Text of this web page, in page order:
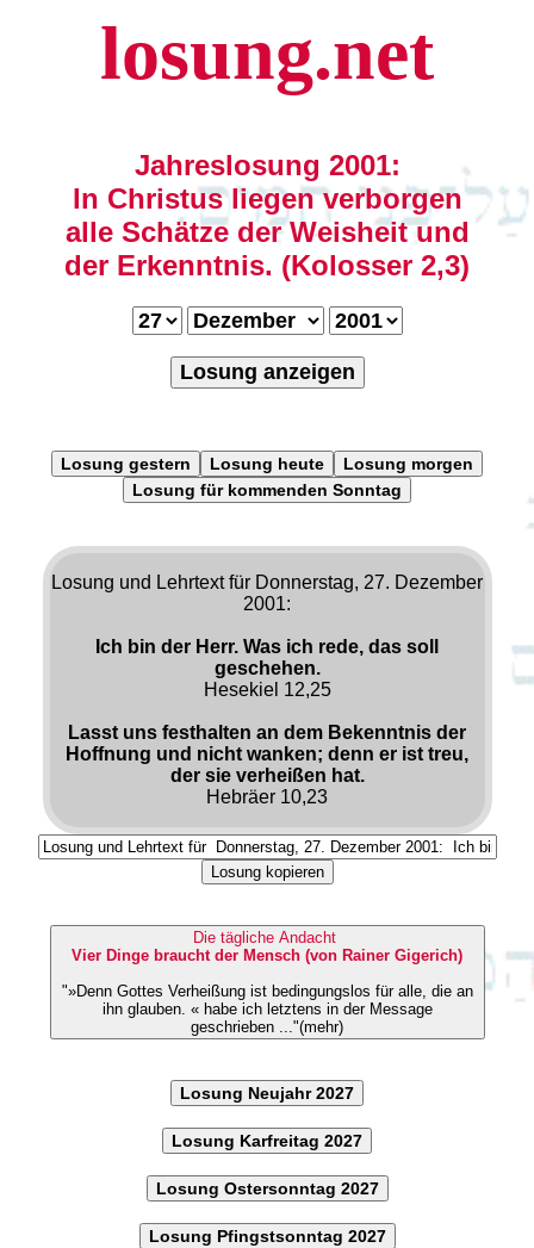
losung.net
Jahreslosung 2001:
In Christus liegen verborgen
alle Schätze der Weisheit und
der Erkenntnis. (Kolosser 2,3)
Losung anzeigen
Losung gestern Losung heute
Losung morgen
Losung für kommenden Sonntag
Losung und Lehrtext für Donnerstag, 27. Dezember
2001:
Ich bin der Herr. Was ich rede, das soll
geschehen.
Hesekiel 12,25
Lasst uns festhalten an dem Bekenntnis der
Hoffnung und nicht wanken; denn er ist treu,
der sie verheißen hat.
Hebräer 10,23
Losung kopieren
Die tägliche Andacht
Vier Dinge braucht der Mensch (von Rainer Gigerich)
"»Denn Gottes Verheißung ist bedingungslos für alle, die an
ihn glauben. « habe ich letztens in der Message
geschrieben ..."(mehr)
Losung Neujahr 2027
Losung Karfreitag 2027
Losung Ostersonntag 2027
Losung Pfingstsonntag 2027